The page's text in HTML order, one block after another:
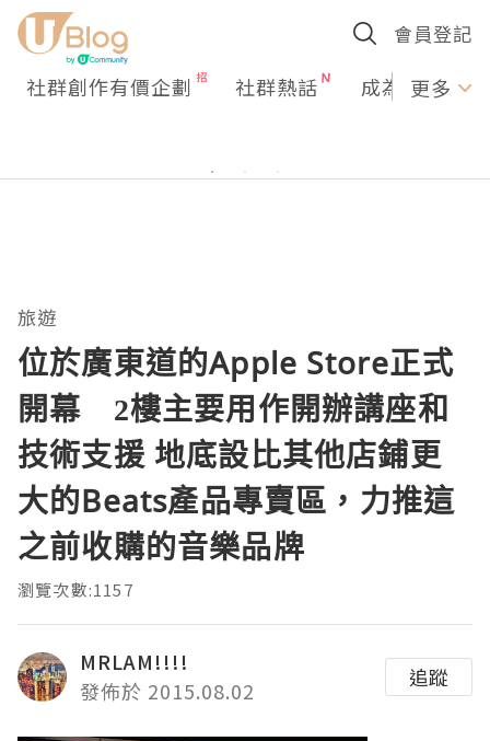
會員登記
社群創作有價企劃 社群熱話 成為U更多
旅遊
位於廣東道的Apple Store正式
開幕 2樓主要用作開辦講座和
技術支援 地底設比其他店鋪更
大的Beats產品專賣區，力推這
之前收購的音樂品牌
瀏覽次數:1157
MRLAM!!!!
發佈於 2015.08.02
追蹤